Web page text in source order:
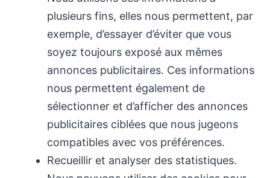
plusieurs fins, elles nous permettent, par
exemple, d’essayer d’éviter que vous
soyez toujours exposé aux mêmes
annonces publicitaires. Ces informations
nous permettent également de
sélectionner et d’afficher des annonces
publicitaires ciblées que nous jugeons
compatibles avec vos préférences.
Recueillir et analyser des statistiques.